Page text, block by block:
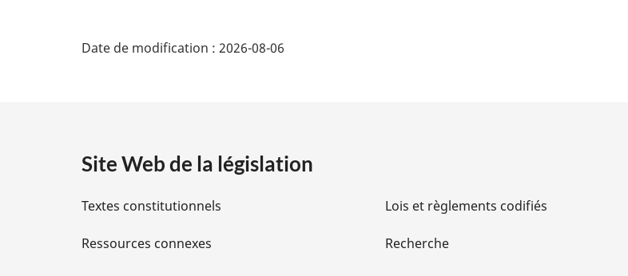
:
i
l
s
Date de modification : 2026-08-06
Site Web de la législation
Textes constitutionnels
Ressources connexes
Lois et règlements codifiés
Recherche